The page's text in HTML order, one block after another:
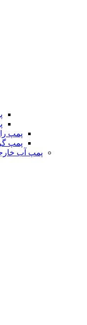
پمپ
پمپ
پمپ آب